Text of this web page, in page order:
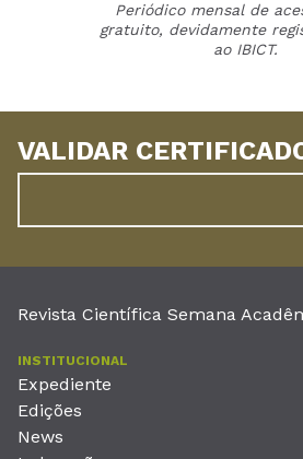
Periódico mensal de
gratuito, devidamente
ao IBICT.
VALIDAR
Revista Científica Semana
INSTITUCIONAL
Expediente
Edições
News